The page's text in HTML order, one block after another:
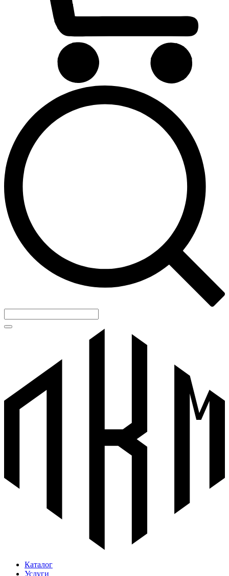
Каталог
Услуги